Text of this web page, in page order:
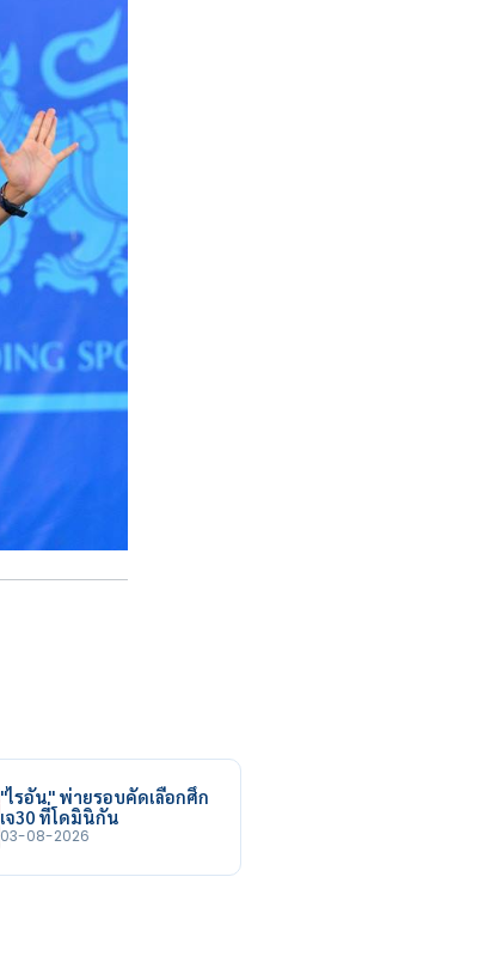
"ไรอัน" พ่ายรอบคัดเลือกศึก
เจ30 ที่โดมินิกัน
03-08-2026